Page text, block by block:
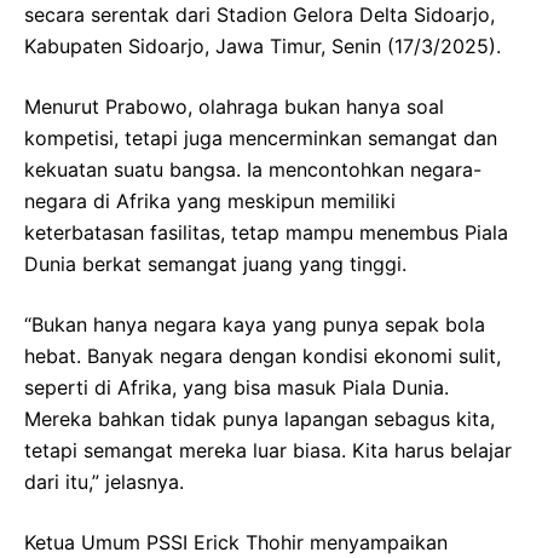
secara serentak dari Stadion Gelora Delta Sidoarjo,
Kabupaten Sidoarjo, Jawa Timur, Senin (17/3/2025).
Menurut Prabowo, olahraga bukan hanya soal
kompetisi, tetapi juga mencerminkan semangat dan
kekuatan suatu bangsa. Ia mencontohkan negara-
negara di Afrika yang meskipun memiliki
keterbatasan fasilitas, tetap mampu menembus Piala
Dunia berkat semangat juang yang tinggi.
“Bukan hanya negara kaya yang punya sepak bola
hebat. Banyak negara dengan kondisi ekonomi sulit,
seperti di Afrika, yang bisa masuk Piala Dunia.
Mereka bahkan tidak punya lapangan sebagus kita,
tetapi semangat mereka luar biasa. Kita harus belajar
dari itu,” jelasnya.
Ketua Umum PSSI Erick Thohir menyampaikan